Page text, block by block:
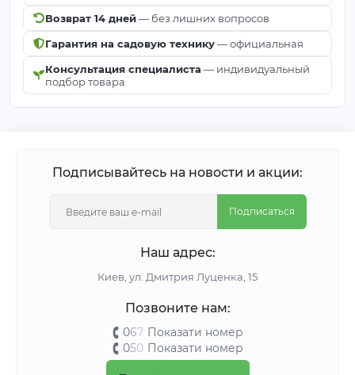
Возврат 14 дней— без лишних вопросов
Гарантия на садовую технику— официальная
Консультация специалиста — индивидуальный
подбор товара
Подписывайтесь на новости и акции:
Подписаться
Наш адрес:
Киeв, ул. Дмитрия Луценка, 15
Позвоните нам:
067 Показати номер
050 Показати номер